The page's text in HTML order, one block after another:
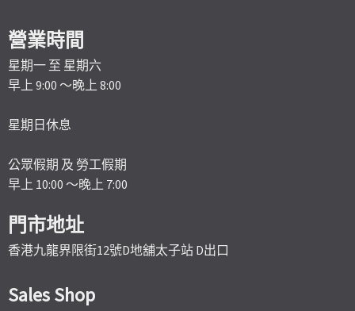
營業時間
星期一 至 星期六
早上 9:00 ～晚上 8:00
星期日休息
公眾假期 及 勞工假期
早上 10:00 ～晚上 7:00
門市地址
香港九龍界限街12號D地舖太子站 D出口
Sales Shop